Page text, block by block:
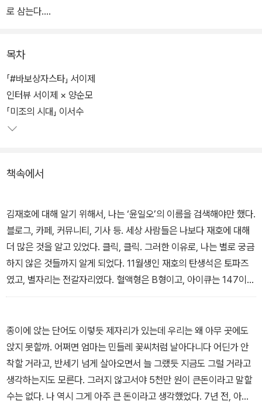
로 삼는다.
은 물론 선정위원이 직접 참여한 작가와의 인터뷰를 수록하여 독자들
의 큰 호응을 얻었다. 앞으로도 매 계절 간행되는 〈소설 보다〉는 주목
받는 젊은 작가와 독자를 가장 신속하고 긴밀하게 연결하는 가교 역
할을 충실히 해낼 것이다.
와 쿄지」 총 3편과 작가 인터뷰가 실렸다. 해당 작품은 제11회 문지문
조연정, 조효원, 홍성희)은 매번 자유로운 토론을 거쳐 작품을 선정한
다. 심사평은 문학과지성사 웹사이트에서 확인할 수 있다.
목차
「#바보상자스타」 서이제
인터뷰 서이제 × 양순모
「미조의 시대」 이서수
책속에서
김재호에 대해 알기 위해서, 나는 ‘윤일오’의 이름을 검색해야만 했다.
블로그, 카페, 커뮤니티, 기사 등. 세상 사람들은 나보다 재호에 대해
더 많은 것을 알고 있었다. 클릭, 클릭. 그러한 이유로, 나는 별로 궁금
하지 않은 것들까지 알게 되었다. 11월생인 재호의 탄생석은 토파즈
였고, 별자리는 전갈자리였다. 혈액형은 B형이고, 아이큐는 147이
며, MBTI 유형은 자기가 무슨 유형인지 모르는 유형이었다.
종이에 앉는 단어도 이렇듯 제자리가 있는데 우리는 왜 아무 곳에도
앉지 못할까. 어쩌면 엄마는 민들레 꽃씨처럼 날아다니다 어딘가 안
착할 거라고, 반세기 넘게 살아오면서 늘 그랬듯 지금도 그럴 거라고
생각하는지도 모른다. 그러지 않고서야 5천만 원이 큰돈이라고 말할
수는 없다. 나 역시 그게 아주 큰 돈이라고 생각했었다. 7년 전, 아버